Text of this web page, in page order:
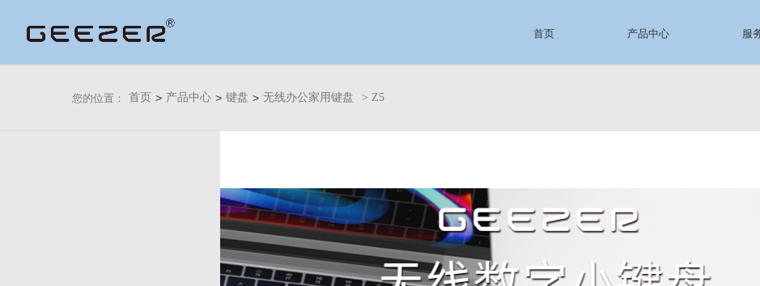
首页 产品中心 服
您的位置： 首页 > 产品中心 > 键盘 > 无线办公家用键盘 > Z5